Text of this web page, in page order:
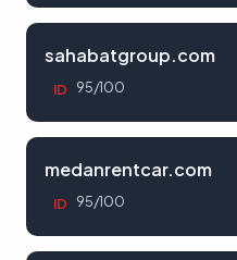
sahabatgroup.com
ID 95/100
medanrentcar.com
ID 95/100